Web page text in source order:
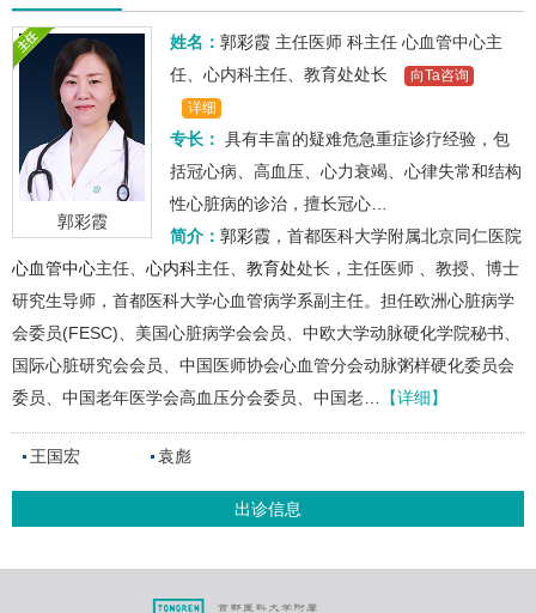
郭彩霞
姓名： 郭彩霞 主任医师 科主任 心血管中心主
任、心内科主任、教育处处长
向Ta咨询
详细
专长： 具有丰富的疑难危急重症诊疗经验，包
括冠心病、高血压、心力衰竭、心律失常和结构
性心脏病的诊治，擅长冠心…
简介： 郭彩霞 ，首都医科大学附属北京同仁医院
心血管中心主任、 心内科主任、 教育处处长，主任医师 、教授、博士
研究生导师，首都医科大学心血管病学系副主任。担任欧洲心脏病学
会委员(FESC)、美国心脏病学会会员、中欧大学动脉硬化学院秘书、
国际心脏研究会会员、中国医师协会心血管分会动脉粥样硬化委员会
委员、中国老年医学会高血压分会委员、中国老…
【详细】
王国宏 袁彪
出诊信息